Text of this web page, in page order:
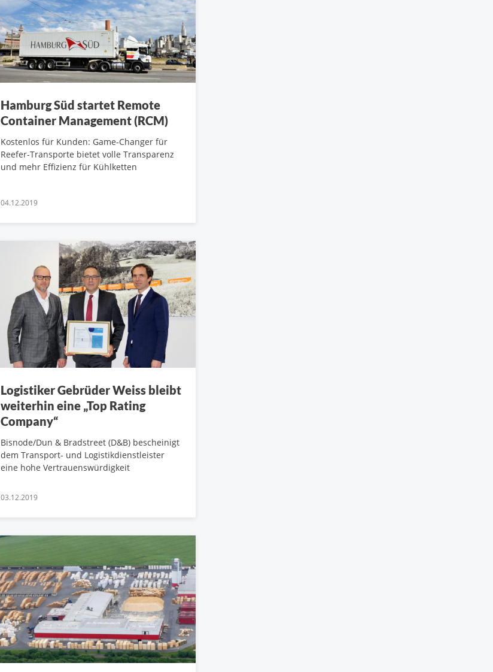
Hamburg Süd startet Remote
Container Management (RCM)
Kostenlos für Kunden: Game-Changer für
Reefer-Transporte bietet volle Transparenz
und mehr Effizienz für Kühlketten
04.12.2019
Logistiker Gebrüder Weiss bleibt
weiterhin eine „Top Rating
Company“
Bisnode/Dun & Bradstreet (D&B) bescheinigt
dem Transport- und Logistikdienstleister
eine hohe Vertrauenswürdigkeit
03.12.2019